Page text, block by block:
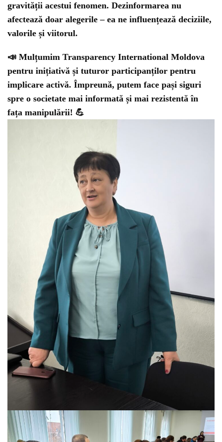
gravității acestui fenomen. Dezinformarea nu
afectează doar alegerile – ea ne influențează deciziile,
valorile și viitorul.
📣 Mulțumim Transparency International Moldova
pentru inițiativă și tuturor participanților pentru
implicare activă. Împreună, putem face pași siguri
spre o societate mai informată și mai rezistentă în
fața manipulării! 💪